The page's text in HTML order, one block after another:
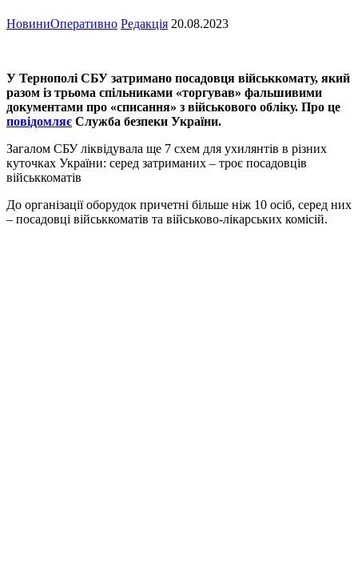
НовиниОперативно Редакція 20.08.2023
У Тернополі СБУ затримано посадовця військкомату, який
разом із трьома спільниками «торгував» фальшивими
документами про «списання» з військового обліку. Про це
повідомляє Служба безпеки України.
Загалом СБУ ліквідувала ще 7 схем для ухилянтів в різних
куточках України: серед затриманих – троє посадовців
військкоматів
До організації оборудок причетні більше ніж 10 осіб, серед них
– посадовці військкоматів та військово-лікарських комісій.